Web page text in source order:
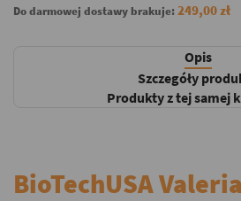
Do darmowej dostawy brakuje:249,00 zł
Opis
Szczegóły
Produkty z tej samej
BioTechUSA